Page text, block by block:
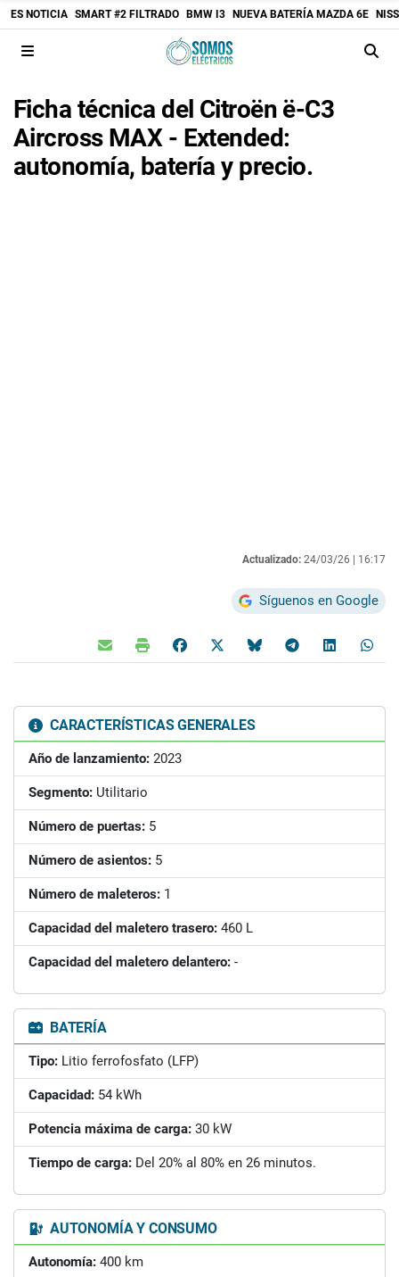
ES NOTICIA SMART #2 FILTRADO BMW I3 NUEVA BATERÍA MAZDA 6E
Ficha técnica del Citroën ë-C3
Aircross MAX - Extended:
autonomía, batería y precio.
Actualizado: 24/03/26 | 16:17
Síguenos en Google
CARACTERÍSTICAS GENERALES
Año de lanzamiento: 2023
Segmento: Utilitario
Número de puertas: 5
Número de asientos: 5
Número de maleteros: 1
Capacidad del maletero trasero: 460 L
Capacidad del maletero delantero: -
BATERÍA
Tipo: Litio ferrofosfato (LFP)
Capacidad: 54 kWh
Potencia máxima de carga: 30 kW
Tiempo de carga: Del 20% al 80% en 26 minutos.
AUTONOMÍA Y CONSUMO
Autonomía: 400 km